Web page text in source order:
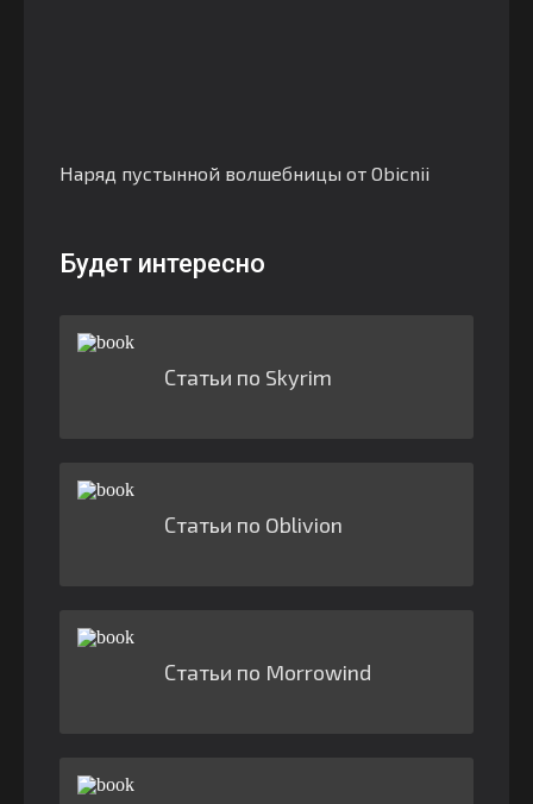
Наряд пустынной волшебницы от Obicnii
Будет интересно
Статьи по Skyrim
Статьи по Oblivion
Статьи по Morrowind